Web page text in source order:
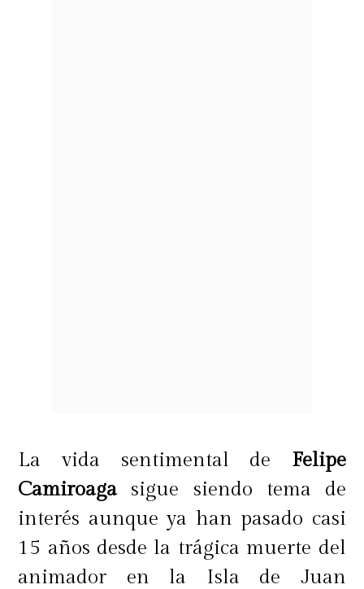
La vida sentimental de Felipe
Camiroagasigue siendo tema de
interés aunque ya han pasado casi
15 años desde la trágica muerte del
animador en la Isla de Juan